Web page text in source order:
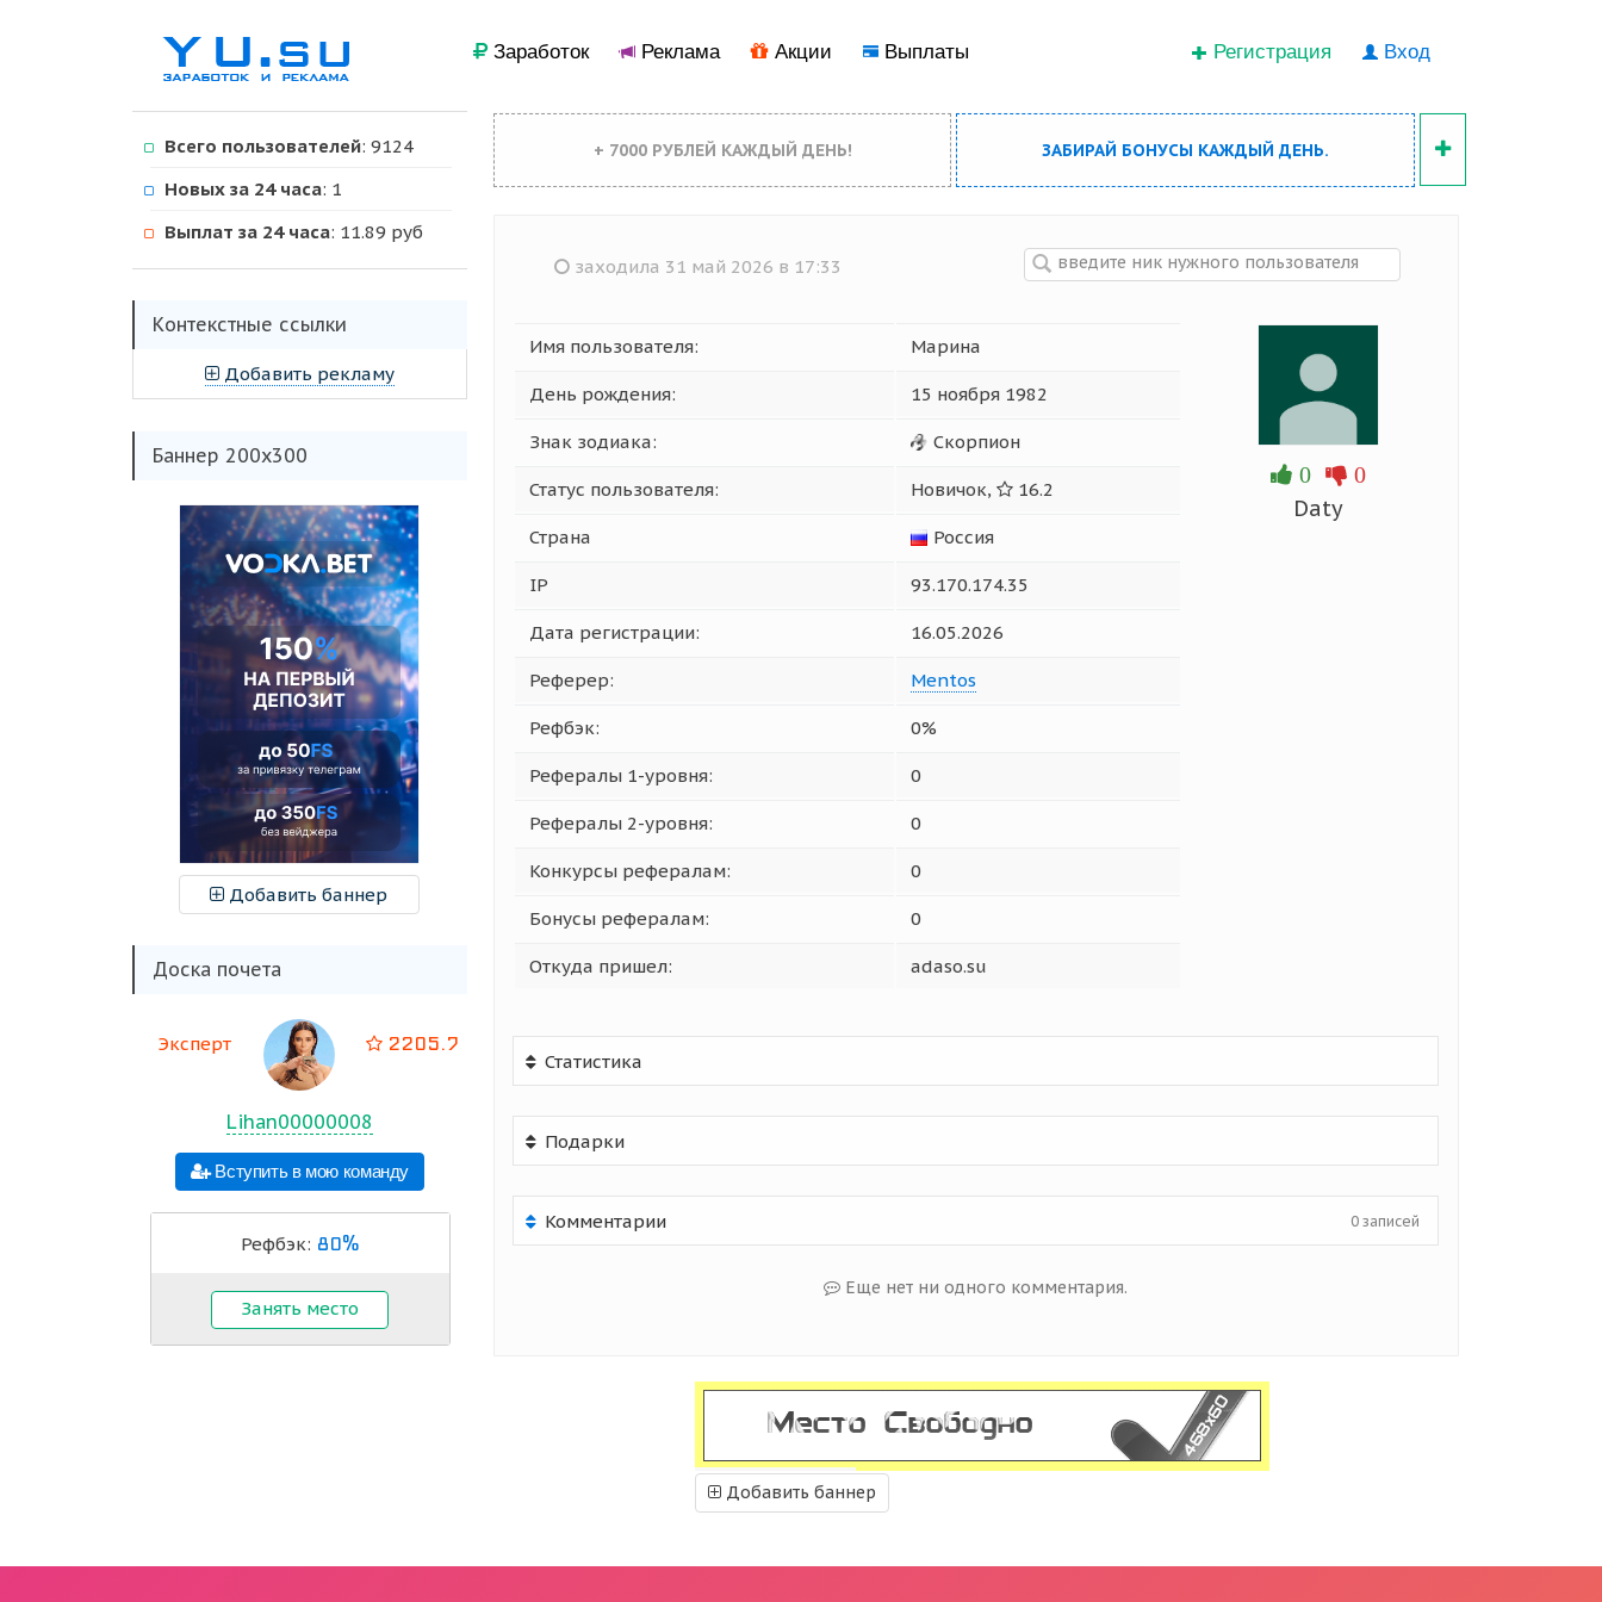
Заработок Реклама Акции Выплаты Вход
Регистрация
+ 7000 РУБЛЕЙ КАЖДЫЙ ДЕНЬ! ЗАБИРАЙ БОНУСЫ КАЖДЫЙ ДЕНЬ.
заходила 31 май 2026 в 17:33
0 0
Daty
Имя пользователя: Марина
День рождения: 15 ноября 1982
Знак зодиака: Скорпион
Статус пользователя: Новичок, 16.2
Страна Россия
IP 93.170.174.35
Дата регистрации: 16.05.2026
Реферер: Mentos
Рефбэк: 0%
Рефералы 1-уровня: 0
Рефералы 2-уровня: 0
Конкурсы рефералам: 0
Бонусы рефералам: 0
Откуда пришел: adaso.su
Статистика
Подарки
Комментарии 0 записей
Еще нет ни одного комментария.
Добавить баннер
Всего пользователей: 9124
Новых за 24 часа: 1
Выплат за 24 часа: 11.89 руб
Kонтекстные ссылки
Добавить рекламу
Баннер 200х300
Добавить баннер
Доска почета
Эксперт 2205.7
Lihan00000008
Вступить в мою команду
Рефбэк: 80%
Занять место